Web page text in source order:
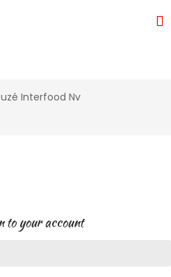


Interfood Nv
to your account